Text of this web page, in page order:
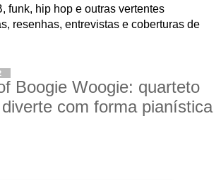
funk, hip hop e outras vertentes
resenhas, entrevistas e coberturas de
Boogie Woogie: quarteto
com forma pianística